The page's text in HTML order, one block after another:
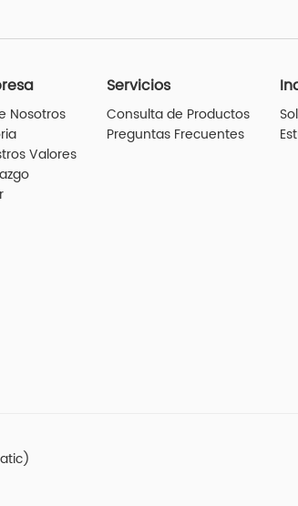
Nosotros
Valores
Servicios
Consulta de Productos
Preguntas Frecuentes